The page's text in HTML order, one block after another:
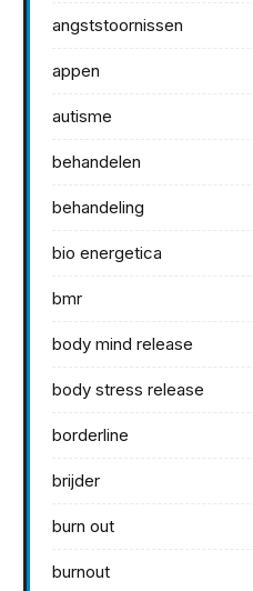
angststoornissen
appen
autisme
behandelen
behandeling
bio energetica
bmr
body mind release
body stress release
borderline
brijder
burn out
burnout